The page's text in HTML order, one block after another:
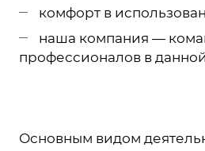
комфорт в
наша компания —
профессионалов в
Основным видом